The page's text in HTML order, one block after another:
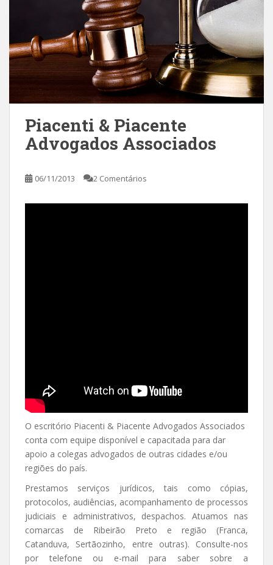
Piacenti & Piacente
Advogados Associados
06/11/2013 2 Comentários
O escritório Piacenti & Piacente Advogados Associados
conta com equipe disponível e capacitada para dar
apoio a colegas advogados de outras cidades e/ou
regiões do país.
Prestamos serviços jurídicos, tais como cópias,
protocolos, audiências, acompanhamento de processos
judiciais e administrativos, despachos. Atuamos nas
comarcas de Ribeirão Preto e região (Franca,
Catanduva, Sertãozinho, entre outras). Consulte-nos
por telefone ou e-mail para saber sobre a